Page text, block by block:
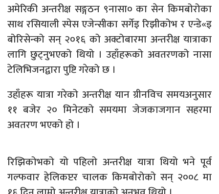
अमेरिकी अन्तरीक्ष सङ्गठन ९नासा० का सेन किमबोरोका
साथ रसियाली स्पेस एजेन्सीका सर्गेइ रिझीकोभ र एन्डे«इ
बोरिसेन्को सन् २०१६ को अक्टोबारमा अन्तरीक्ष यात्राका
लागि छुट्नुभएको थियो । उहाँहरूको अवतरणको नासा
टेलिभिजनद्वारा पुष्टि गरेको छ ।
उहाँहरू यात्रा गरेको अन्तरीक्ष यान ग्रीनविच समयअनुसार
११ बजेर २० मिनेटको समयमा जेजकाजगान सहरमा
अवतरण भएको हो ।
रिझिकोभको यो पहिलो अन्तरीक्ष यात्रा थियो भने पूर्व
गल्फवार हेलिकप्टर चालक किमबोरोको सन् २००८ मा